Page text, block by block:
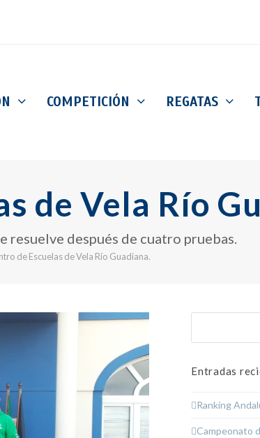
COMPETICIÓN REGATAS
de Vela Río
resuelve después de cuatro pruebas.
de Escuelas de Vela Río Guadiana.
Entradas
Ranking
Campeonato